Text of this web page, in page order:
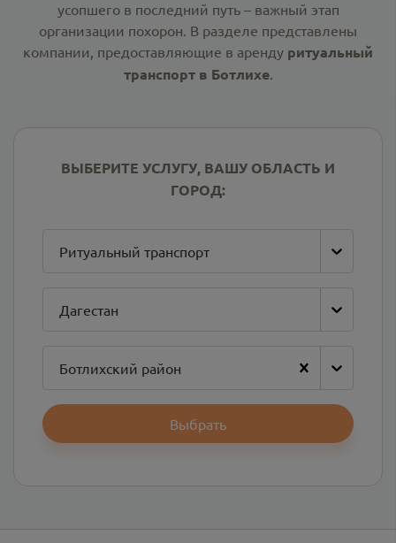
усопшего в последний путь – важный этап
организации похорон. В разделе представлены
компании, предоставляющие в аренду ритуальный
транспорт в Ботлихе.
ВЫБЕРИТЕ УСЛУГУ, ВАШУ ОБЛАСТЬ И
ГОРОД:
Ритуальный транспорт
Дагестан
Ботлихский район
Выбрать